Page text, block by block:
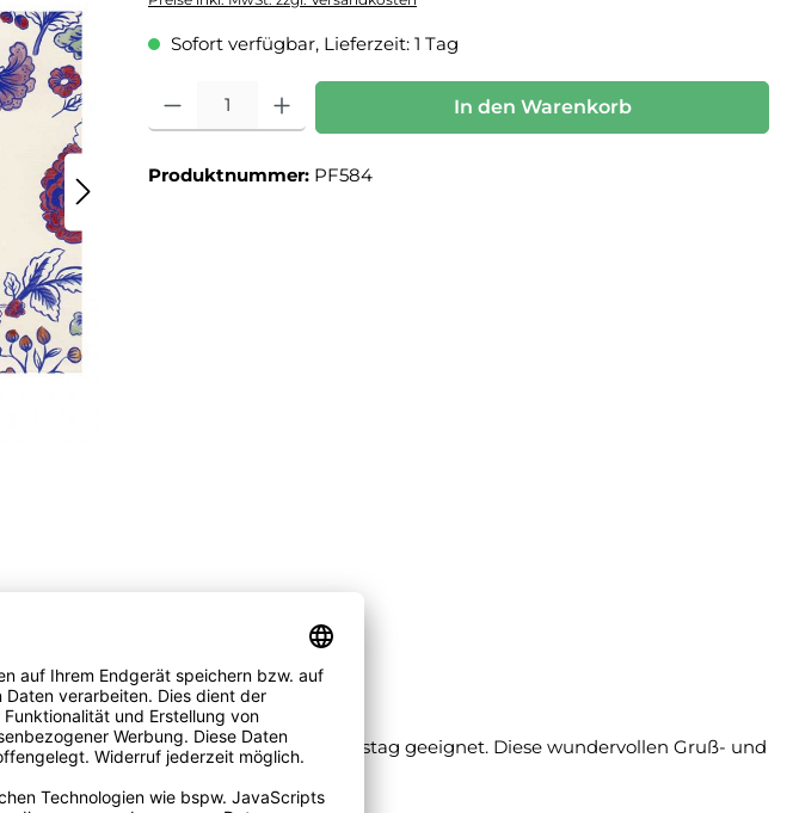
Sofort verfügbar, Lieferzeit: 1 Tag
Produkt Anzahl: Gib den gewünschten Wert ein oder benutze die Schaltflächen um die
In den Warenkorb
Produktnummer: PF584
und für Glückwünsche zum Geburtstag geeignet. Diese wundervollen Gruß- und